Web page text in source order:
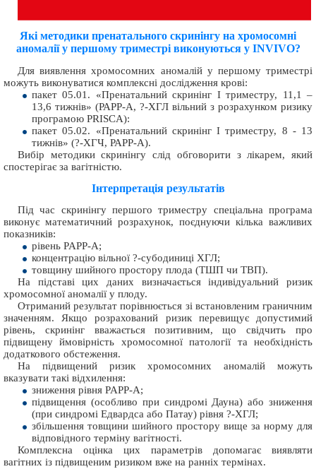
Які методики пренатального скринінгу на хромосомні
аномалії у першому триместрі виконуються у INVIVO?
Для виявлення хромосомних аномалій у першому триместрі
можуть виконуватися комплексні дослідження крові:
пакет 05.01. «Пренатальний скринінг I триместру, 11,1 –
13,6 тижнів» (РАРР-А, ?-ХГЛ вільний з розрахунком ризику
програмою PRISCA):
пакет 05.02. «Пренатальний скринінг I триместру, 8 - 13
тижнів» (?-ХГЧ, РАРР-А).
Вибір методики скринінгу слід обговорити з лікарем, який
спостерігає за вагітністю.
Інтерпретація результатів
Під час скринінгу першого триместру спеціальна програма
виконує математичний розрахунок, поєднуючи кілька важливих
показників:
рівень PAPP-A;
концентрацію вільної ?-субодиниці ХГЛ;
товщину шийного простору плода (ТШП чи ТВП).
На підставі цих даних визначається індивідуальний ризик
хромосомної аномалії у плоду.
Отриманий результат порівнюється зі встановленим граничним
значенням. Якщо розрахований ризик перевищує допустимий
рівень, скринінг вважається позитивним, що свідчить про
підвищену ймовірність хромосомної патології та необхідність
додаткового обстеження.
На підвищений ризик хромосомних аномалій можуть
вказувати такі відхилення:
зниження рівня PAPP-A;
підвищення (особливо при синдромі Дауна) або зниження
(при синдромі Едвардса або Патау) рівня ?-ХГЛ;
збільшення товщини шийного простору вище за норму для
відповідного терміну вагітності.
Комплексна оцінка цих параметрів допомагає виявляти
вагітних із підвищеним ризиком вже на ранніх термінах.